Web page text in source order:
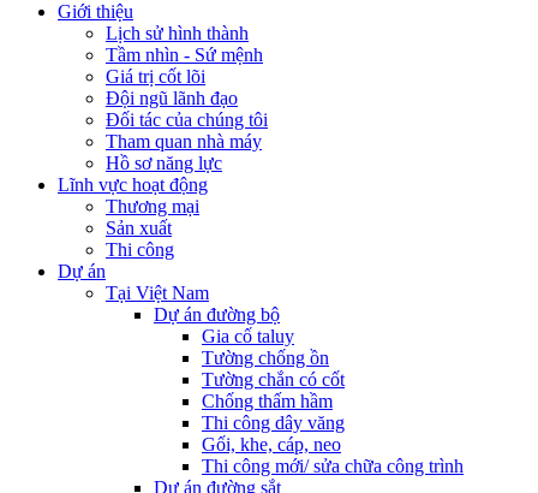
Giới thiệu
Lịch sử hình thành
Tầm nhìn - Sứ mệnh
Giá trị cốt lõi
Đội ngũ lãnh đạo
Đối tác của chúng tôi
Tham quan nhà máy
Hồ sơ năng lực
Lĩnh vực hoạt động
Thương mại
Sản xuất
Thi công
Dự án
Tại Việt Nam
Dự án đường bộ
Gia cố taluy
Tường chống ồn
Tường chắn có cốt
Chống thấm hầm
Thi công dây văng
Gối, khe, cáp, neo
Thi công mới/ sửa chữa công trình
Dự án đường sắt